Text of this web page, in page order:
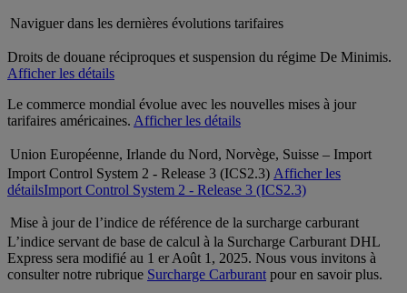
Naviguer dans les dernières évolutions tarifaires
Droits de douane réciproques et suspension du régime De Minimis.
Afficher les détails
Le commerce mondial évolue avec les nouvelles mises à jour
tarifaires américaines. Afficher les détails
Union Européenne, Irlande du Nord, Norvège, Suisse – Import
Import Control System 2 - Release 3 (ICS2.3) Afficher les
détailsImport Control System 2 - Release 3 (ICS2.3)
Mise à jour de l’indice de référence de la surcharge carburant
L’indice servant de base de calcul à la Surcharge Carburant DHL
Express sera modifié au 1 er Août 1, 2025. Nous vous invitons à
consulter notre rubrique Surcharge Carburantpour en savoir plus.